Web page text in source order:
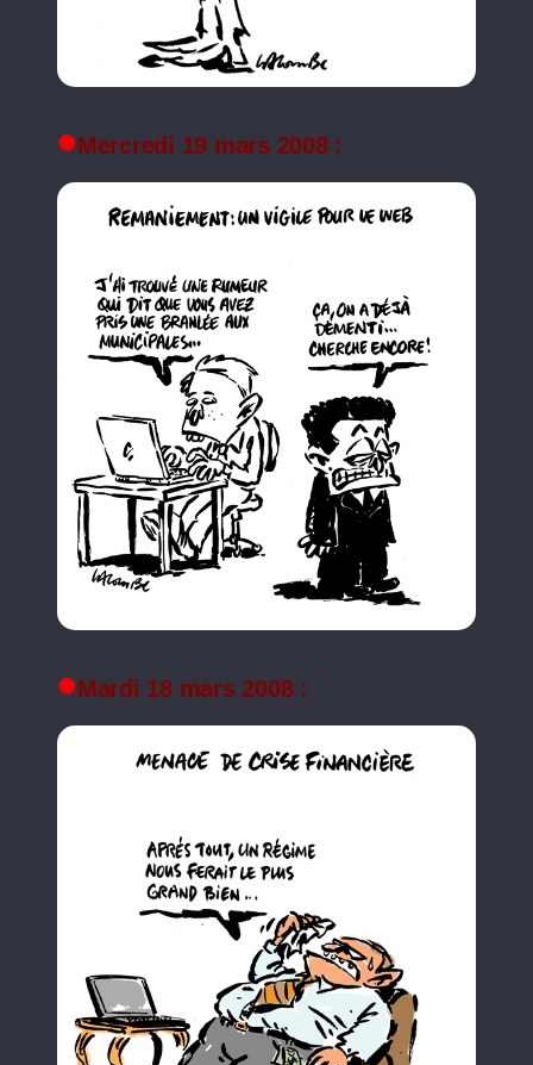
Mercredi 19 mars 2008 :
Mardi 18 mars 2008 :